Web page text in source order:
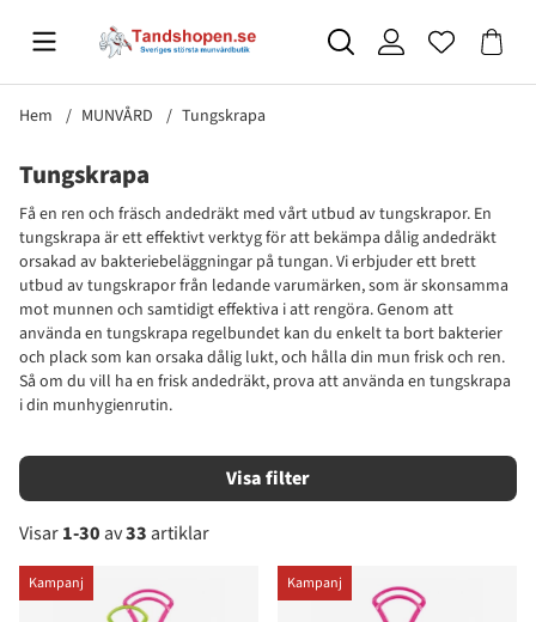
Hem MUNVÅRD Tungskrapa
Tungskrapa
Få en ren och fräsch andedräkt med vårt utbud av tungskrapor. En
tungskrapa är ett effektivt verktyg för att bekämpa dålig andedräkt
orsakad av bakteriebeläggningar på tungan. Vi erbjuder ett brett
utbud av tungskrapor från ledande varumärken, som är skonsamma
mot munnen och samtidigt effektiva i att rengöra. Genom att
använda en tungskrapa regelbundet kan du enkelt ta bort bakterier
och plack som kan orsaka dålig lukt, och hålla din mun frisk och ren.
Så om du vill ha en frisk andedräkt, prova att använda en tungskrapa
i din munhygienrutin.
Filtrera
Visar1-30 av33 artiklar
Produkter
Kampanj Kampanj